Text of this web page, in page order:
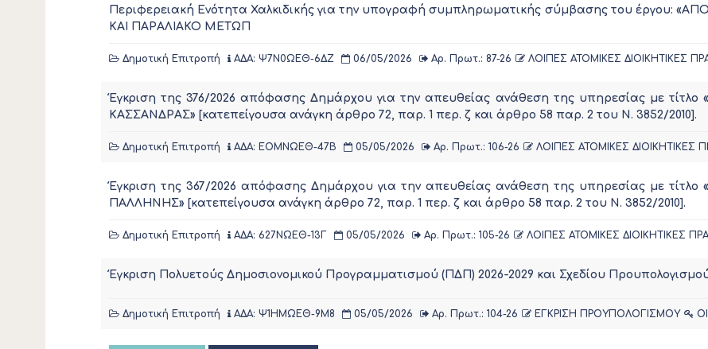
Περιφερειακή Ενότητα Χαλκιδικής για την υπογραφή συμπληρωματικής σύμβασης του έργου:
ΚΑΙ ΠΑΡΑΛΙΑΚΟ ΜΕΤΩΠ
Δημοτική Επιτροπή ΑΔΑ: Ψ7Ν0ΩΕΘ-6ΔΖ 06/05/2026 Αρ. Πρωτ.: 87-26 ΛΟΙΠΕΣ ΑΤΟΜΙΚΕΣ ΔΙΟΙΚΗΤΙΚΕΣ
Έγκριση της 376/2026 απόφασης Δημάρχου για την απευθείας ανάθεση της υπηρεσίας με
ΚΑΣΣΑΝΔΡΑΣ» [κατεπείγουσα ανάγκη άρθρο 72, παρ. 1 περ. ζ και άρθρο 58 παρ. 2 του Ν. 3852/2010].
Δημοτική Επιτροπή ΑΔΑ: ΕΟΜΝΩΕΘ-47Β 05/05/2026 Αρ. Πρωτ.: 106-26 ΛΟΙΠΕΣ ΑΤΟΜΙΚΕΣ ΔΙΟΙΚΗΤΙΚΕΣ
Έγκριση της 367/2026 απόφασης Δημάρχου για την απευθείας ανάθεση της υπηρεσίας με
ΠΑΛΛΗΝΗΣ» [κατεπείγουσα ανάγκη άρθρο 72, παρ. 1 περ. ζ και άρθρο 58 παρ. 2 του Ν. 3852/2010].
Δημοτική Επιτροπή ΑΔΑ: 627ΝΩΕΘ-13Γ 05/05/2026 Αρ. Πρωτ.: 105-26 ΛΟΙΠΕΣ ΑΤΟΜΙΚΕΣ ΔΙΟΙΚΗΤΙΚΕΣ
Έγκριση Πολυετούς Δημοσιονομικού Προγραμματισμού (ΠΔΠ) 2026-2029 και Σχεδίου
Δημοτική Επιτροπή ΑΔΑ: Ψ1ΗΜΩΕΘ-9Μ8 05/05/2026 Αρ. Πρωτ.: 104-26 ΕΓΚΡΙΣΗ ΠΡΟΥΠΟΛΟΓΙΣΜΟΥ